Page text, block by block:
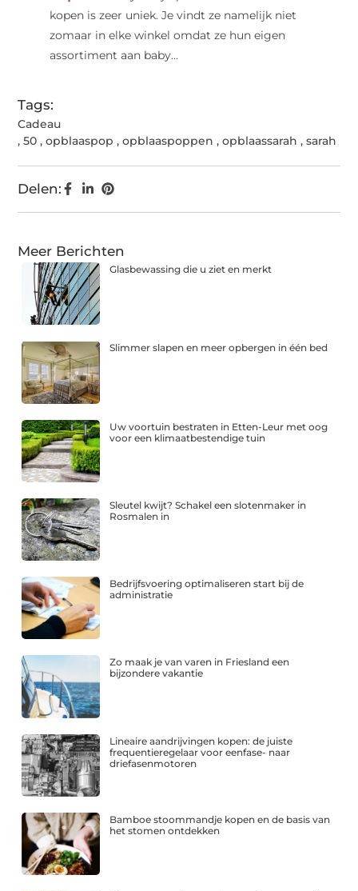
kopen is zeer uniek. Je vindt ze namelijk niet
zomaar in elke winkel omdat ze hun eigen
assortiment aan baby...
Tags:
Cadeau
,50 ,opblaaspop ,opblaaspoppen ,opblaassarah ,sarah
Delen:
Meer Berichten
Glasbewassing die u ziet en merkt
Slimmer slapen en meer opbergen in één bed
Uw voortuin bestraten in Etten-Leur met oog
voor een klimaatbestendige tuin
Sleutel kwijt? Schakel een slotenmaker in
Rosmalen in
Bedrijfsvoering optimaliseren start bij de
administratie
Zo maak je van varen in Friesland een
bijzondere vakantie
Lineaire aandrijvingen kopen: de juiste
frequentieregelaar voor eenfase- naar
driefasenmotoren
Bamboe stoommandje kopen en de basis van
het stomen ontdekken